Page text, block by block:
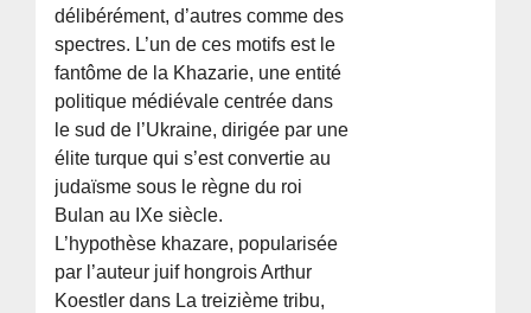
délibérément, d’autres comme des
spectres. L’un de ces motifs est le
fantôme de la Khazarie, une entité
politique médiévale centrée dans
le sud de l’Ukraine, dirigée par une
élite turque qui s’est convertie au
judaïsme sous le règne du roi
Bulan au IXe siècle.
L’hypothèse khazare, popularisée
par l’auteur juif hongrois Arthur
Koestler dans La treizième tribu,